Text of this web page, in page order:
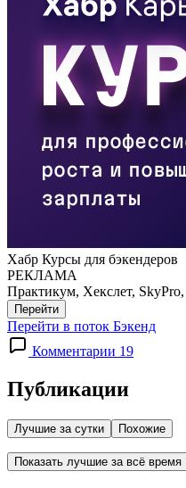
Хабр Курсы для бэкендеров
РЕКЛАМА
Практикум, Хекслет,
Перейти
Перейти в поток Бэкенд
Комментарии 19
Публикации
Лучшие за сутки Похожие
Показать лучшие за всё время